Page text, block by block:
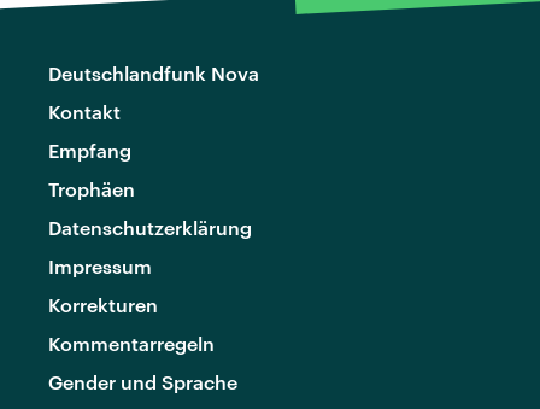
Deutschlandfunk Nova
Kontakt
Empfang
Trophäen
Datenschutzerklärung
Impressum
Korrekturen
Kommentarregeln
Gender und Sprache